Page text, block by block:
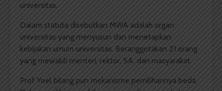
universitas.
Dalam statuta disebutkan MWA adalah organ
universitas yang menyusun dan menetapkan
kebijakan umum universitas. Beranggotakan 21 orang
yang mewakili menteri, rektor, SA, dan masyarakat.
Prof Yoel bilang pun mekanisme pemilihannya beda.